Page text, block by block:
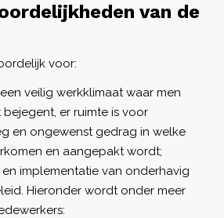
van de
voor:
veilig werkklimaat waar men
er ruimte is voor
en ongewenst gedrag in welke
en aangepakt wordt;
implementatie van onderhavig
Hieronder wordt onder meer